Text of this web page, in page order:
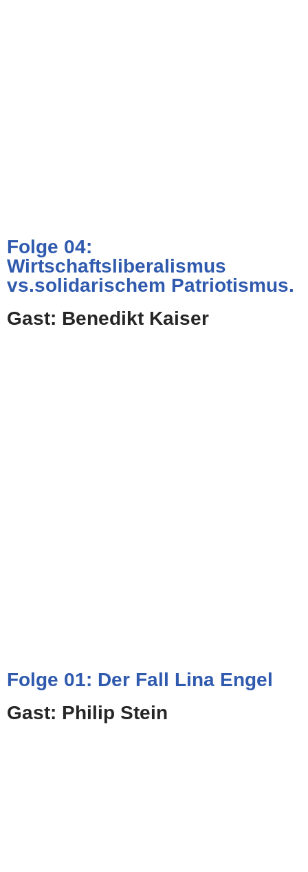
Folge 04:
Wirtschaftsliberalismus
vs.solidarischem Patriotismus.
Gast: Benedikt Kaiser
Folge 01: Der Fall Lina Engel
Gast: Philip Stein